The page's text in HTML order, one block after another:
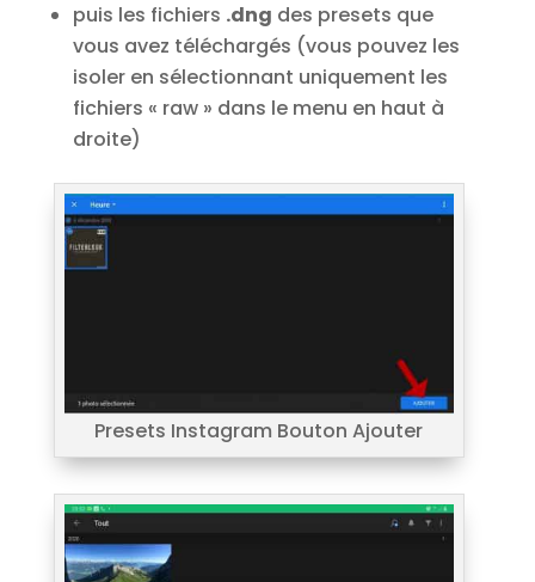
puis les fichiers .dng des presets que
vous avez téléchargés (vous pouvez les
isoler en sélectionnant uniquement les
fichiers « raw » dans le menu en haut à
droite)
Presets Instagram Bouton Ajouter